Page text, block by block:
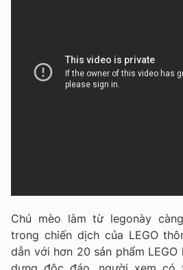
Chú mèo làm từ legonày
trong chiến dịch của LEGO
dẫn với hơn 20 sản phẩm